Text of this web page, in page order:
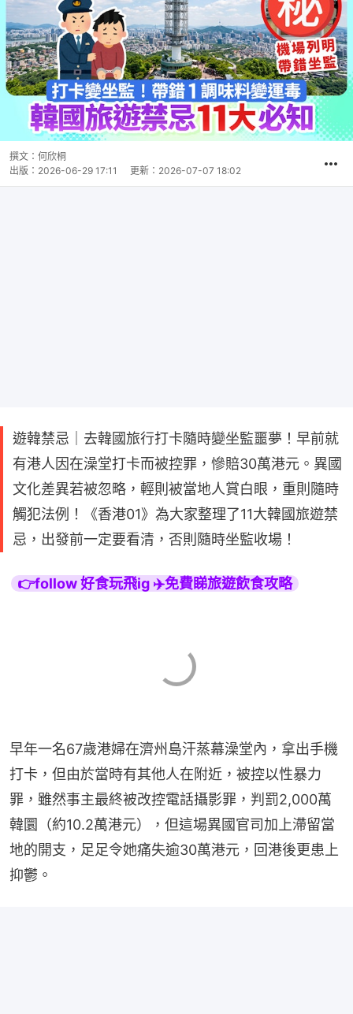
撰文： 何欣桐
出版： 2026-06-29 17:11 更新： 2026-07-07 18:02
遊韓禁忌｜去韓國旅行打卡隨時變坐監噩夢！早前就
有港人因在澡堂打卡而被控罪，慘賠30萬港元。異國
文化差異若被忽略，輕則被當地人賞白眼，重則隨時
觸犯法例！《香港01》為大家整理了11大韓國旅遊禁
忌，出發前一定要看清，否則隨時坐監收場！
👉follow 好食玩飛ig ✈️免費睇旅遊飲食攻略
早年一名67歲港婦在濟州島汗蒸幕澡堂內，拿出手機
打卡，但由於當時有其他人在附近，被控以性暴力
罪，雖然事主最終被改控電話攝影罪，判罰2,000萬
韓圜（約10.2萬港元），但這場異國官司加上滯留當
地的開支，足足令她痛失逾30萬港元，回港後更患上
抑鬱。